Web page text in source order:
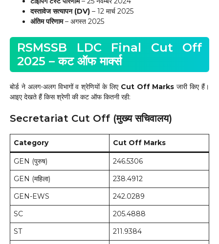
दस्तावेज सत्यापन (DV) – 12 मार्च 2025
अंतिम परिणाम– अगस्त 2025
RSMSSB LDC Final Cut Off
2025 – कट ऑफ मार्क्स
बोर्ड ने अलग-अलग विभागों व श्रेणियों के लिए Cut Off Marks जारी किए हैं।
आइए देखते हैं किस श्रेणी की कट ऑफ कितनी रही:
Secretariat Cut Off (मुख्य सचिवालय)
Category Cut Off Marks
GEN (पुरुष)
246.5306
GEN (महिला)
238.4912
GEN-EWS
242.0289
SC
205.4888
ST
211.9384